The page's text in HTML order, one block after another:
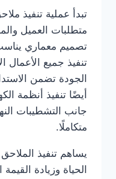
تبدأ عملية تنفيذ
متطلبات العميل
تصميم معماري
تنفيذ جميع الأعمال
الجودة تضمن
أيضًا تنفيذ أنظمة
جانب التشطيبات
متكاملًا.
يساهم تنفيذ
الحياة وزيادة